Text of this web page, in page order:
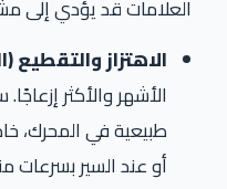
العلامات قد يؤدي إلى
الاهتزاز والتقطيع
الأشهر والأكثر
طبيعية في المحرك،
أو عند السير